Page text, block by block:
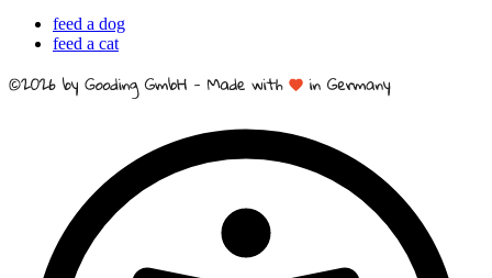
feed a dog
feed a cat